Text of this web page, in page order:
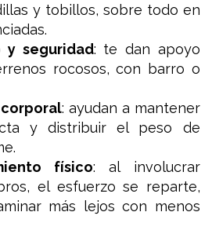
y tobillos, sobre todo en
y seguridad: te dan apoyo
rocosos, con barro o
: ayudan a mantener
y distribuir el peso de
físico: al involucrar
el esfuerzo se reparte,
más lejos con menos